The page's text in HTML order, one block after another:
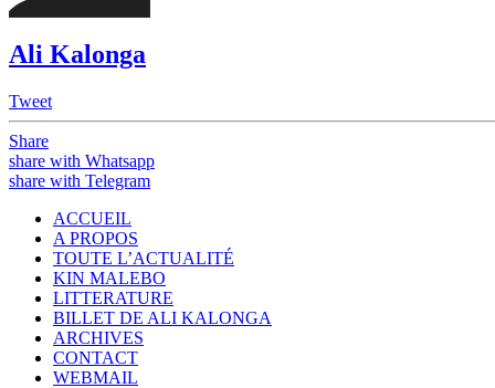
Ali Kalonga
Tweet
Share
share with Whatsapp
share with Telegram
ACCUEIL
A PROPOS
TOUTE L’ACTUALITÉ
KIN MALEBO
LITTERATURE
BILLET DE ALI KALONGA
ARCHIVES
CONTACT
WEBMAIL